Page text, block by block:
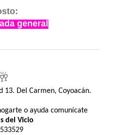
general
🥂
Del Carmen, Coyoacán.
o ayuda comunícate
del Vicio